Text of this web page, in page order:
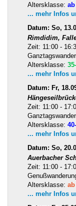
Altersklasse:
... mehr Infos
Datum: So,
Rimdidim,
Zeit: 11:00 -
Altersklasse:
... mehr Infos
Datum: Fr,
Zeit: 11:00 -
Altersklasse:
... mehr Infos
Datum: So,
Auerbacher
Zeit: 11:00 -
Altersklasse:
... mehr Infos